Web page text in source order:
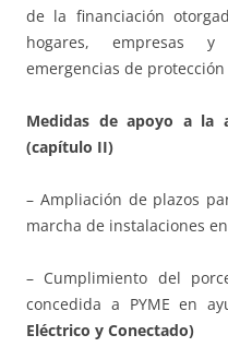
de la financiación
hogares, empresas
emergencias de
Medidas de apoyo a la
(capítulo II)
– Ampliación de plazos
marcha de instalaciones
– Cumplimiento del
concedida a PYME en
Eléctrico y Conectado)